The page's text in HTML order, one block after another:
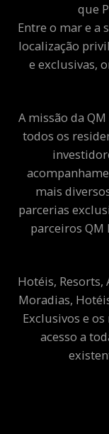
que
Entre o mar e a
localização
e exclusivas,
A missão da QM
todos os
mais
parcerias
parceiros QM
Hotéis, Resorts,
Moradias,
Exclusivos e
acesso a